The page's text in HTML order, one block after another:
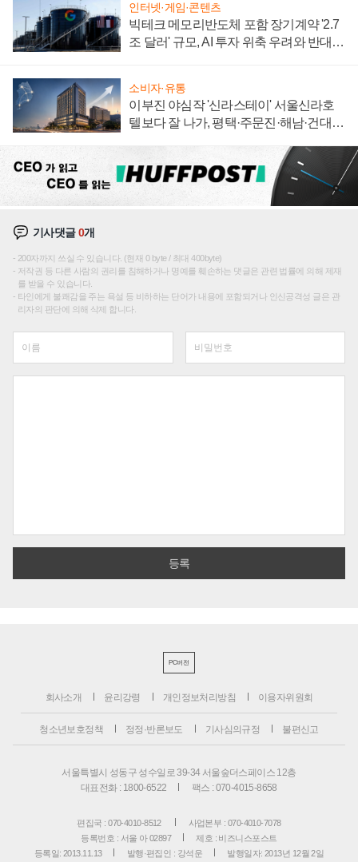
인터넷·게임·콘텐츠
빅테크 메모리반도체 포함 장기계약 '2.7
조 달러' 규모, AI 투자 위축 우려와 반대
소비자·유통
이부진 야심작 '신라스테이' 서울신라호
텔보다 잘 나가, 평택·주문진·해남·건대로
기사댓글0개
200자까지 쓰실 수 있습니다. (현재 0 byte / 최대 400byte)
저작권 등 다른 사람의 권리를 침해하거나 명예를 훼손하는 댓글은 관련 법률에 의해 제재
를 받을 수 있습니다.
타인에게 불쾌감을 주는 욕설 등 비하하는 단어가 내용에 포함되거나 인신공격성 글은 관
리자의 판단에 의해 삭제 합니다.
PC버전
회사소개 윤리강령 개인정보처리방침 이용자위원회
청소년보호정책 정정·반론보도 기사심의규정 불편신고
서울특별시 성동구 성수일로 39-34 서울숲더스페이스 12층
대표전화 : 1800-6522
팩스 : 070-4015-8658
편집국 : 070-4010-8512
사업본부 : 070-4010-7078
등록번호 : 서울 아 02897
제호 : 비즈니스포스트
등록일: 2013.11.13
발행·편집인 : 강석운 발행일자: 2013년 12월 2일